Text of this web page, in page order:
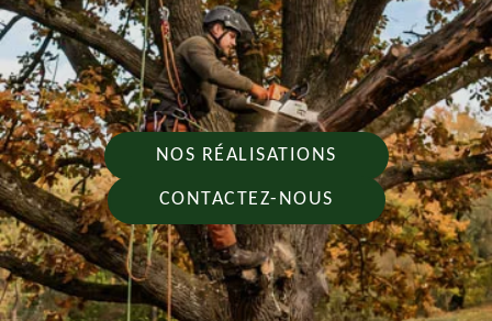
NOS RÉALISATIONS
CONTACTEZ-NOUS